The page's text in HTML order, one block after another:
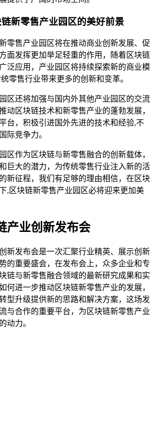
新零售产业园区的美好前景
零售产业园区将在推动商业创新发展、促
面发挥更加举足轻重的作用，随着区块链
泛应用，产业园区将持续探索新的商业模
零售行业带来更多的创新和变革。
区还将加强与国内外其他产业园区的交流
动区块链技术和新零售产业的蓬勃发展，
台，积极引进国外先进的技术和经验,不
际竞争力。
区作为区块链与新零售融合的创新载体，
巨大的潜力，为传统零售行业注入新的活
新征程，我们有足够的理由相信，在区块
,区块链新零售产业园区必将迎来更加美
产业创新发布会
新发布会是一次汇聚行业精英、展示创新
的重要盛会，在发布会上，众多企业和专
链与新零售融合领域的最新研究成果和实
何进一步推动区块链新零售产业的发展，
型升级提供新的思路和解决方案，这场发
与合作的重要平台，为区块链新零售产业
动力。